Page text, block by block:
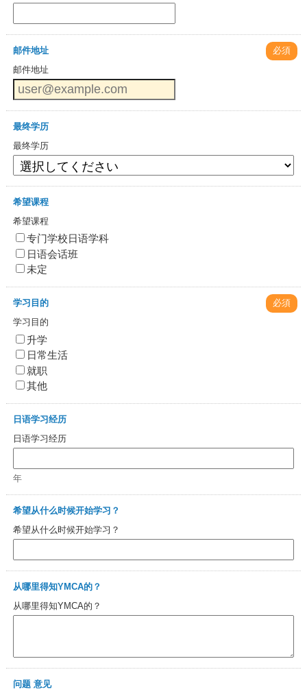
邮件地址
必須
邮件地址
最终学历
最终学历
希望课程
希望课程
专门学校日语学科
日语会话班
未定
学习目的
必須
学习目的
升学
日常生活
就职
其他
日语学习经历
日语学习经历
年
希望从什么时候开始学习？
希望从什么时候开始学习？
从哪里得知YMCA的？
从哪里得知YMCA的？
问题 意见